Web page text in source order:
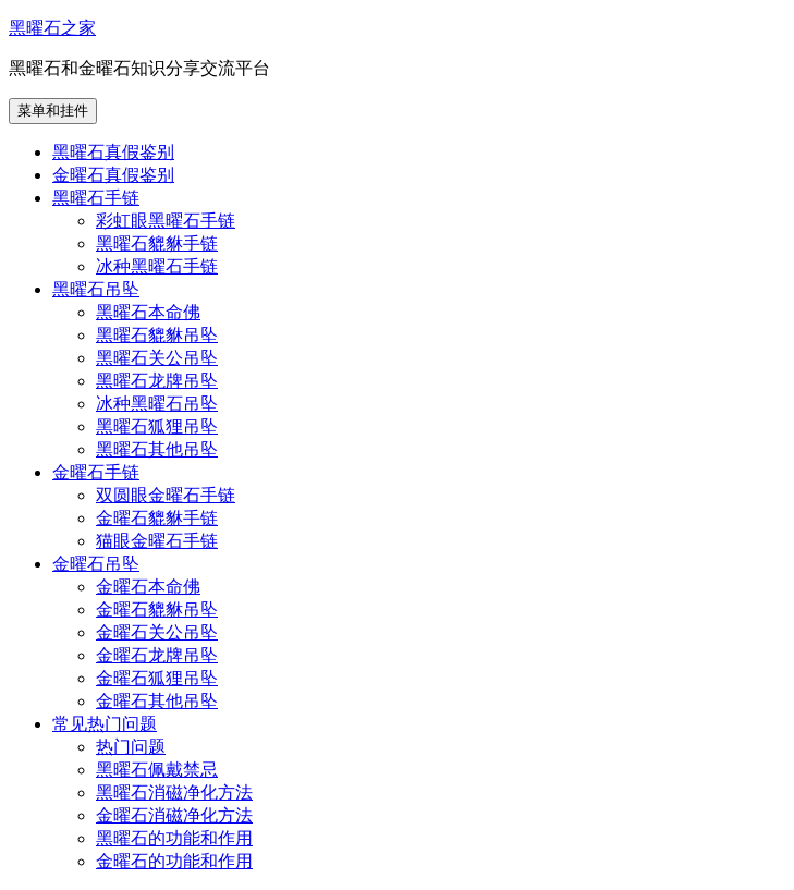
跳
内
容
黑曜石之家
黑曜石和金曜石知识分享交流平台
菜单和挂件
黑曜石真假鉴别
金曜石真假鉴别
黑曜石手链
彩虹眼黑曜石手链
黑曜石貔貅手链
冰种黑曜石手链
黑曜石吊坠
黑曜石本命佛
黑曜石貔貅吊坠
黑曜石关公吊坠
黑曜石龙牌吊坠
冰种黑曜石吊坠
黑曜石狐狸吊坠
黑曜石其他吊坠
金曜石手链
双圆眼金曜石手链
金曜石貔貅手链
猫眼金曜石手链
金曜石吊坠
金曜石本命佛
金曜石貔貅吊坠
金曜石关公吊坠
金曜石龙牌吊坠
金曜石狐狸吊坠
金曜石其他吊坠
常见热门问题
热门问题
黑曜石佩戴禁忌
黑曜石消磁净化方法
金曜石消磁净化方法
黑曜石的功能和作用
金曜石的功能和作用